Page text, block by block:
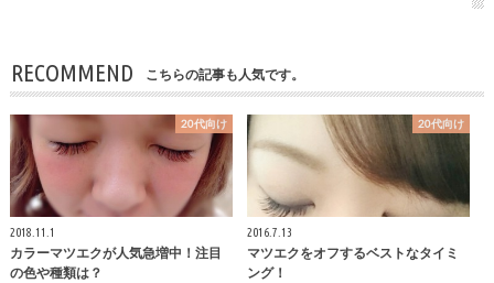
RECOMMEND こちらの記事も人気です。
20代向け
2018.11.1
カラーマツエクが人気急増中！注目
の色や種類は？
20代向け
2016.7.13
マツエクをオフするベストなタイミ
ング！